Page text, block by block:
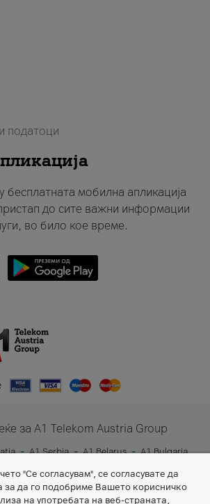
податоци
бесплатната мобилна апликација
до сите важни информации
во било кое време.
за A1 Telekom Austria Group
A1 Serbia A1 Belarus
A1 Bulgaria
"Се согласувам", се согласувате да
за да го подобриме Вашето корисничко
на употребата на веб-страната,